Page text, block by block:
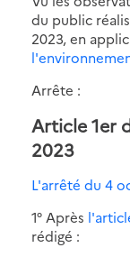
du public
2023, en
Arrête :
Article 1er
2023
L'arrêté du 4
1° Après
rédigé :